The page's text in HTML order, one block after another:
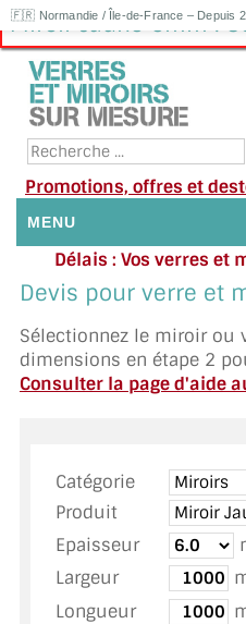
🇫🇷 Normandie / Île-de-France – Depuis
Miroir Jaune 6mm :
Promotions, offres et
MENU
NOUS CONTACTER
DEMANDE DE DEVIS
TOUS LES TARIFS AU M2
GUIDE : CHOIX PAR
INSPIRATIONS ET
Délais : Vos verres et
Appelez ou
Devis pour verre et
Sélectionnez le miroir ou
dimensions en étape 2
Consulter la page d'aide
Catégorie
Produit
Epaisseur
Largeur
Longueur